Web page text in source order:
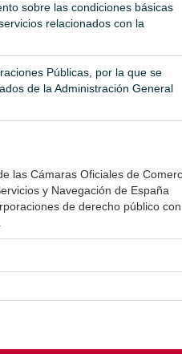
sobre las condiciones básicas
relacionados con la
Públicas, por la que se
de la Administración General
las Cámaras Oficiales de
y Navegación de España
de derecho público con